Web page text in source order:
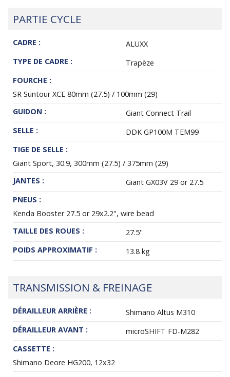
PARTIE CYCLE
CADRE :
ALUXX
TYPE DE CADRE :
Trapèze
FOURCHE :
SR Suntour XCE 80mm (27.5) / 100mm (29)
GUIDON :
Giant Connect Trail
SELLE :
DDK GP100M TEM99
TIGE DE SELLE :
Giant Sport, 30.9, 300mm (27.5) / 375mm (29)
JANTES :
Giant GX03V 29 or 27.5
PNEUS :
Kenda Booster 27.5 or 29x2.2", wire bead
TAILLE DES ROUES :
27.5''
POIDS APPROXIMATIF :
13.8 kg
TRANSMISSION & FREINAGE
DÉRAILLEUR ARRIÈRE :
Shimano Altus M310
DÉRAILLEUR AVANT :
microSHIFT FD-M282
CASSETTE :
Shimano Deore HG200, 12x32